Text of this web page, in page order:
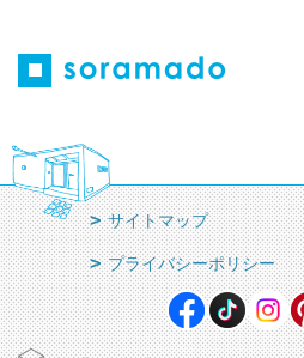
サイトマップ
プライバシーポリシー